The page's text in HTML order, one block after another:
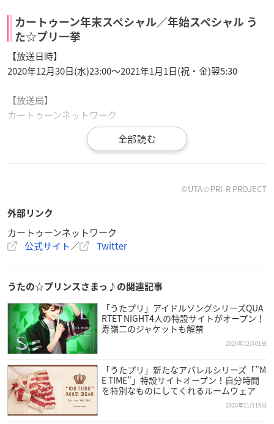
カートゥーン年末スペシャル／年始スペシャル う
た☆プリ一挙
【放送日時】
2020年12月30日(水)23:00〜2021年1月1日(祝・金)翌5:30
【放送局】
カートゥーンネットワーク
✨✨12/30（水）・1/1（祝・金）✨✨
期と第4期を年末年始に一挙放送！
■12/30 マジLOVEレボリューションズ
■1/1 マジLOVEレジェンドスター
— カートゥーン ネットワーク【公式】 (@cartoon_jpn)
cember 7, 2020
©UTA☆PRI-R PROJECT
外部リンク
カートゥーンネットワーク
公式サイト／ Twitter
うたの☆プリンスさまっ♪の関連記事
「うたプリ」アイドルソングシリーズQUA
RTET NIGHT4人の特設サイトがオープン！
寿嶺二のジャケットも解禁
2020年12月01日
「うたプリ」新たなアパレルシリーズ「”M
E TIME”」特設サイトオープン！自分時間
を特別なものにしてくれるルームウェア
2020年11月16日